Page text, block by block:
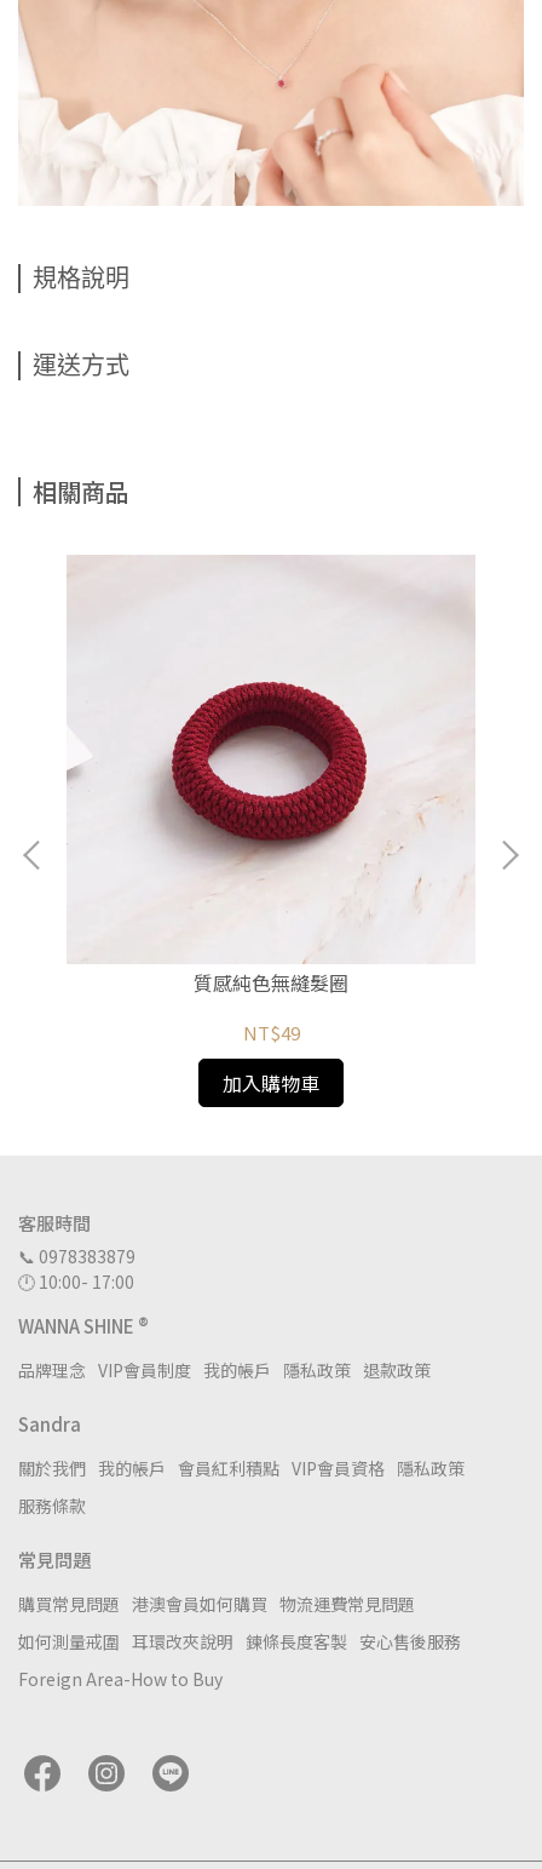
規格說明
運送方式
相關商品
質感純色無縫髮圈
NT$49
加入購物車
客服時間
📞 0978383879
🕛 10:00- 17:00
WANNA SHINE ®
品牌理念 VIP會員制度 我的帳戶 隱私政策 退款政策
Sandra
關於我們 我的帳戶 會員紅利積點 VIP會員資格 隱私政策
服務條款
常見問題
購買常見問題 港澳會員如何購買 物流運費常見問題
如何測量戒圍 耳環改夾說明 鍊條長度客製 安心售後服務
Foreign Area-How to Buy